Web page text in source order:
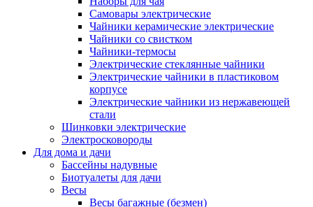
Самовары электрические
Чайники керамические электрические
Чайники со свистком
Чайники-термосы
Электрические стеклянные чайники
Электрические чайники в пластиковом
корпусе
Электрические чайники из нержавеющей
стали
Шинковки электрические
Электросковороды
Для дома и дачи
Бассейны надувные
Биотуалеты для дачи
Весы
Весы багажные (безмен)